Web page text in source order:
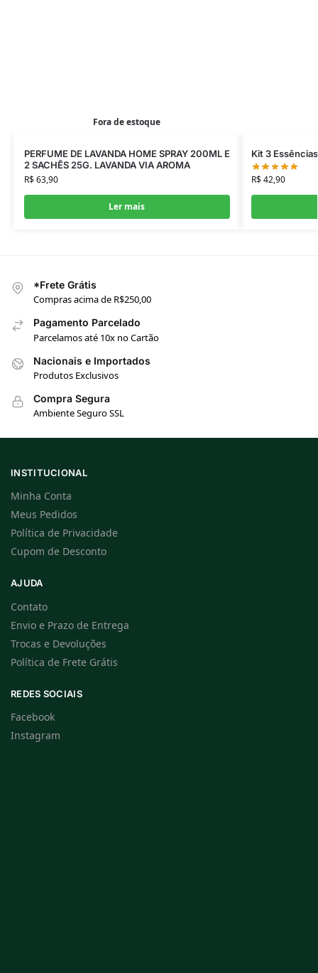
Fora de estoque
PERFUME DE LAVANDA HOME SPRAY 200ML E
2 SACHÊS 25G. LAVANDA VIA AROMA
R$63,90
Ler mais
Kit 3
R$42,90
*Frete Grátis
Compras acima de R$250,00
Pagamento Parcelado
Parcelamos até 10x no Cartão
Nacionais e Importados
Produtos Exclusivos
Compra Segura
Ambiente Seguro SSL
INSTITUCIONAL
Minha Conta
Meus Pedidos
Política de Privacidade
Cupom de Desconto
AJUDA
Contato
Envio e Prazo de Entrega
Trocas e Devoluções
Política de Frete Grátis
REDES SOCIAIS
Facebook
Instagram